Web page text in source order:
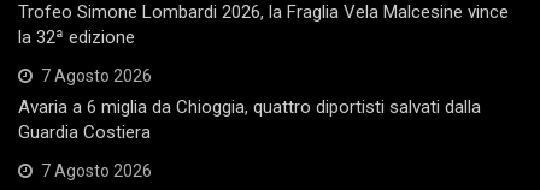
Trofeo Simone Lombardi 2026, la Fraglia Vela Malcesine vince
la 32ª edizione
7 Agosto 2026
Avaria a 6 miglia da Chioggia, quattro diportisti salvati dalla
Guardia Costiera
7 Agosto 2026